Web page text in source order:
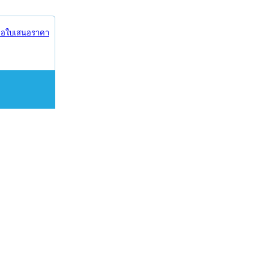
ใบเสนอราคา